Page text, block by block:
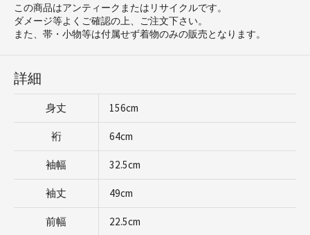
この商品はアンティークまたはリサイクルです。
ダメージ等よくご確認の上、ご注文下さい。
また、帯・小物等は付属せず着物のみの販売となります。
詳細
身丈 156cm
裄 64cm
袖幅 32.5cm
袖丈 49cm
前幅 22.5cm